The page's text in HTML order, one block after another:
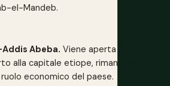
el-Mandeb.
Abeba. Viene aperta la ferrovia
alla capitale etiope, rimanendo il
economico del paese.